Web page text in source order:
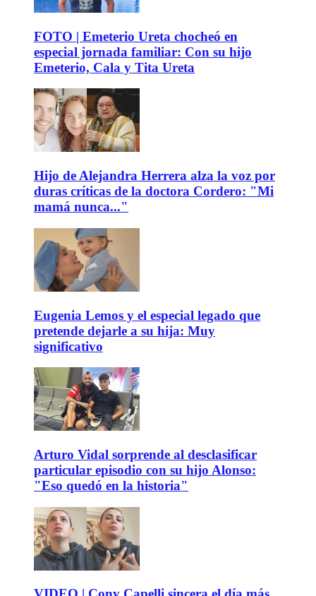
FOTO | Emeterio Ureta chocheó en
especial jornada familiar: Con su hijo
Emeterio, Cala y Tita Ureta
Hijo de Alejandra Herrera alza la voz por
duras críticas de la doctora Cordero: "Mi
mamá nunca..."
Eugenia Lemos y el especial legado que
pretende dejarle a su hija: Muy
significativo
Arturo Vidal sorprende al desclasificar
particular episodio con su hijo Alonso:
"Eso quedó en la historia"